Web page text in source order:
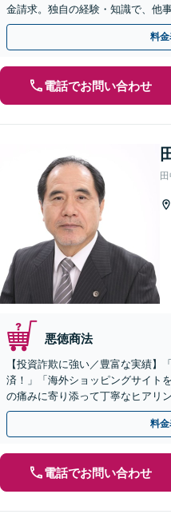
金請求。独自の経験・知識で、他
決に導いた実績あり。まずはお気
料
電話でお問い合わせ
悪徳商法
【投資詐欺に強い／豊富な実績】
済！」「海外ショッピングサイト
の痛みに寄り添って丁寧なヒアリ
金が得られるよう尽力します！
料
電話でお問い合わせ